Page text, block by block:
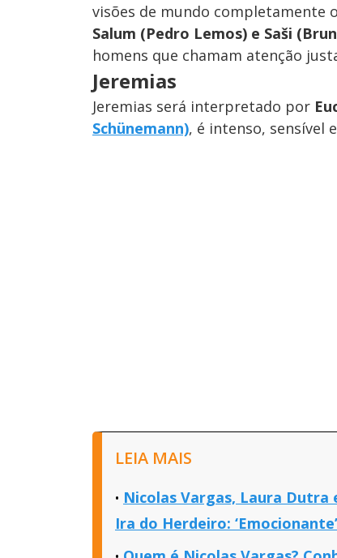
visões de mundo completamente
Salum (Pedro Lemos) e Saši
homens que chamam atenção
Jeremias
Jeremias será interpretado por
Schünemann), é intenso, sensível
LEIA MAIS
Nicolas Vargas, Laura Dutra
Ira do Herdeiro: ‘Emocionante’